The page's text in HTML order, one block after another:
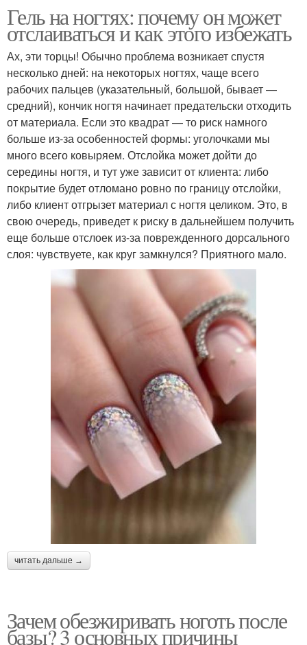
Гель на ногтях: почему он может
отслаиваться и как этого избежать
Ах, эти торцы! Обычно проблема возникает спустя
несколько дней: на некоторых ногтях, чаще всего
рабочих пальцев (указательный, большой, бывает —
средний), кончик ногтя начинает предательски отходить
от материала. Если это квадрат — то риск намного
больше из-за особенностей формы: уголочками мы
много всего ковыряем. Отслойка может дойти до
середины ногтя, и тут уже зависит от клиента: либо
покрытие будет отломано ровно по границу отслойки,
либо клиент отгрызет материал с ногтя целиком. Это, в
свою очередь, приведет к риску в дальнейшем получить
еще больше отслоек из-за поврежденного дорсального
слоя: чувствуете, как круг замкнулся? Приятного мало.
читать дальше →
Зачем обезжиривать ноготь после
базы? 3 основных причины